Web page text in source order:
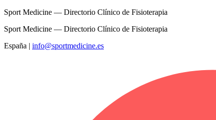
Sport Medicine — Directorio Clínico de Fisioterapia
Sport Medicine — Directorio Clínico de Fisioterapia
España | info@sportmedicine.es